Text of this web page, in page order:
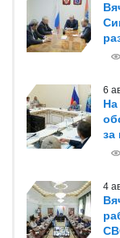
6
На
за
4